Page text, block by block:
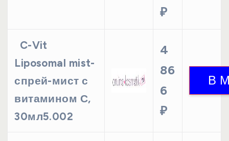
₽
C-Vit
Liposomal mist-
спрей-мист с
витамином С,
30мл5.002
4
86
6
₽